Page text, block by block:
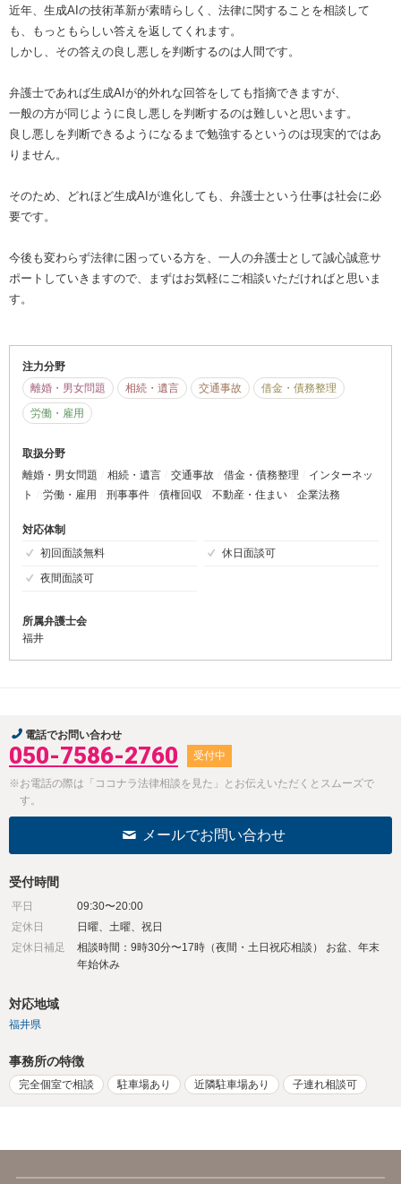
近年、生成AIの技術革新が素晴らしく、法律に関することを相談して
も、もっともらしい答えを返してくれます。
しかし、その答えの良し悪しを判断するのは人間です。
弁護士であれば生成AIが的外れな回答をしても指摘できますが、
一般の方が同じように良し悪しを判断するのは難しいと思います。
良し悪しを判断できるようになるまで勉強するというのは現実的ではあ
りません。
そのため、どれほど生成AIが進化しても、弁護士という仕事は社会に必
要です。
今後も変わらず法律に困っている方を、一人の弁護士として誠心誠意サ
ポートしていきますので、まずはお気軽にご相談いただければと思いま
す。
注力分野
離婚・男女問題
相続・遺言 交通事故
借金・債務整理
労働・雇用
取扱分野
離婚・男女問題
相続・遺言 交通事故 借金・債務整理
インターネッ
ト
労働・雇用 刑事事件 債権回収 不動産・住まい 企業法務
対応体制
初回面談無料
休日面談可
夜間面談可
所属弁護士会
福井
電話でお問い合わせ
050-7586-2760 受付中
※お電話の際は「ココナラ法律相談を見た」とお伝えいただくとスムーズで
す。
メールでお問い合わせ
受付時間
平日
09:30〜20:00
定休日
日曜、土曜、祝日
定休日補足
相談時間：9時30分〜17時（夜間・土日祝応相談） お盆、年末
年始休み
対応地域
福井県
事務所の特徴
完全個室で相談 駐車場あり 近隣駐車場あり 子連れ相談可